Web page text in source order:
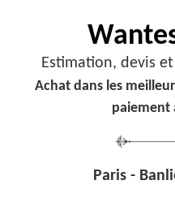
Estimation, devis
Achat dans les
paiement
Paris -